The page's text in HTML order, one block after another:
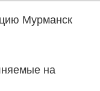
Мурманск
на